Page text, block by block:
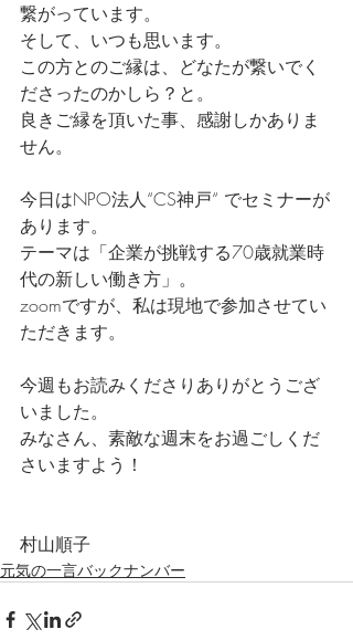
繋がっています。
そして、いつも思います。
この方とのご縁は、どなたが繋いでく
ださったのかしら？と。
良きご縁を頂いた事、感謝しかありま
せん。
今日はNPO法人“CS神戸“ でセミナーが
あります。
テーマは「企業が挑戦する70歳就業時
代の新しい働き方」。
zoomですが、私は現地で参加させてい
ただきます。
今週もお読みくださりありがとうござ
いました。
みなさん、素敵な週末をお過ごしくだ
さいますよう！
村山順子
元気の一言バックナンバー